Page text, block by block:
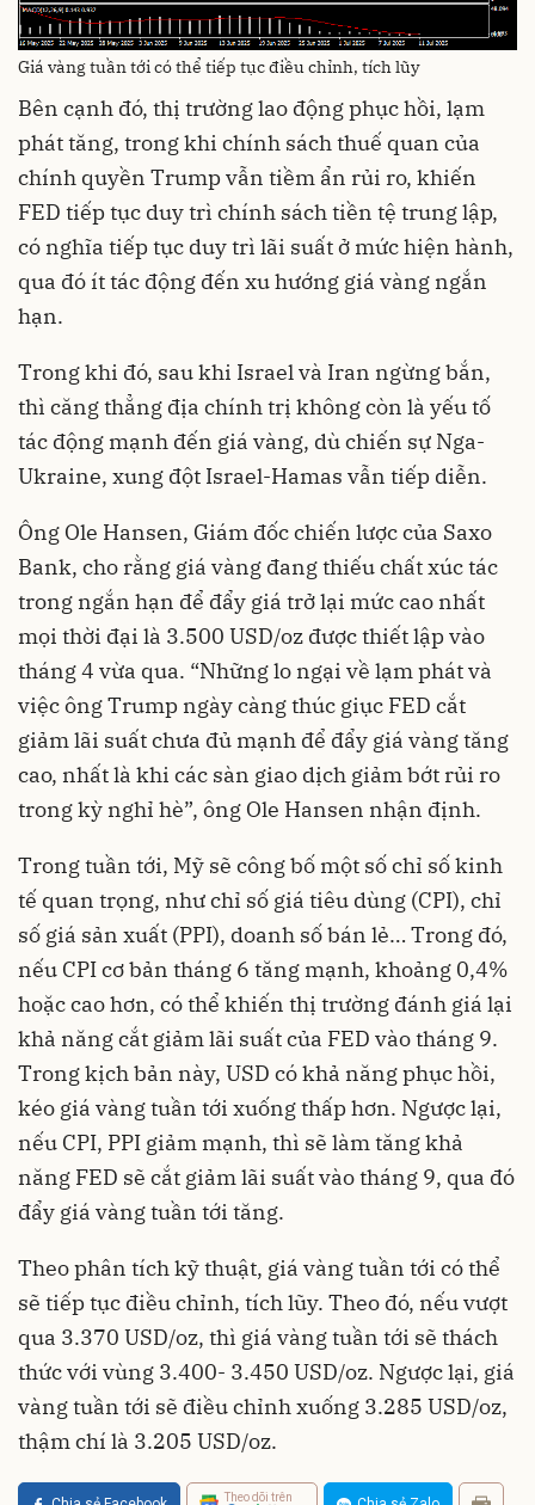
Giá vàng tuần tới có thể tiếp tục điều chỉnh, tích lũy
Bên cạnh đó, thị trường lao động phục hồi, lạm
phát tăng, trong khi chính sách thuế quan của
chính quyền Trump vẫn tiềm ẩn rủi ro, khiến
FED tiếp tục duy trì chính sách tiền tệ trung lập,
có nghĩa tiếp tục duy trì lãi suất ở mức hiện hành,
qua đó ít tác động đến xu hướng giá vàng ngắn
hạn.
Trong khi đó, sau khi Israel và Iran ngừng bắn,
thì căng thẳng địa chính trị không còn là yếu tố
tác động mạnh đến giá vàng, dù chiến sự Nga-
Ukraine, xung đột Israel-Hamas vẫn tiếp diễn.
Ông Ole Hansen, Giám đốc chiến lược của Saxo
Bank, cho rằng giá vàng đang thiếu chất xúc tác
trong ngắn hạn để đẩy giá trở lại mức cao nhất
mọi thời đại là 3.500 USD/oz được thiết lập vào
tháng 4 vừa qua. “Những lo ngại về lạm phát và
việc ông Trump ngày càng thúc giục FED cắt
giảm lãi suất chưa đủ mạnh để đẩy giá vàng tăng
cao, nhất là khi các sàn giao dịch giảm bớt rủi ro
trong kỳ nghỉ hè”, ông Ole Hansen nhận định.
Trong tuần tới, Mỹ sẽ công bố một số chỉ số kinh
tế quan trọng, như chỉ số giá tiêu dùng (CPI), chỉ
số giá sản xuất (PPI), doanh số bán lẻ… Trong đó,
nếu CPI cơ bản tháng 6 tăng mạnh, khoảng 0,4%
hoặc cao hơn, có thể khiến thị trường đánh giá lại
khả năng cắt giảm lãi suất của FED vào tháng 9.
Trong kịch bản này, USD có khả năng phục hồi,
kéo giá vàng tuần tới xuống thấp hơn. Ngược lại,
nếu CPI, PPI giảm mạnh, thì sẽ làm tăng khả
năng FED sẽ cắt giảm lãi suất vào tháng 9, qua đó
đẩy giá vàng tuần tới tăng.
Theo phân tích kỹ thuật, giá vàng tuần tới có thể
sẽ tiếp tục điều chỉnh, tích lũy. Theo đó, nếu vượt
qua 3.370 USD/oz, thì giá vàng tuần tới sẽ thách
thức với vùng 3.400- 3.450 USD/oz. Ngược lại, giá
vàng tuần tới sẽ điều chỉnh xuống 3.285 USD/oz,
thậm chí là 3.205 USD/oz.
Theo dõi trên